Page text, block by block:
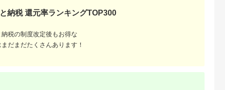
納税 還元率ランキングTOP300
税の制度改定後もお得な
だまだたくさんあります！